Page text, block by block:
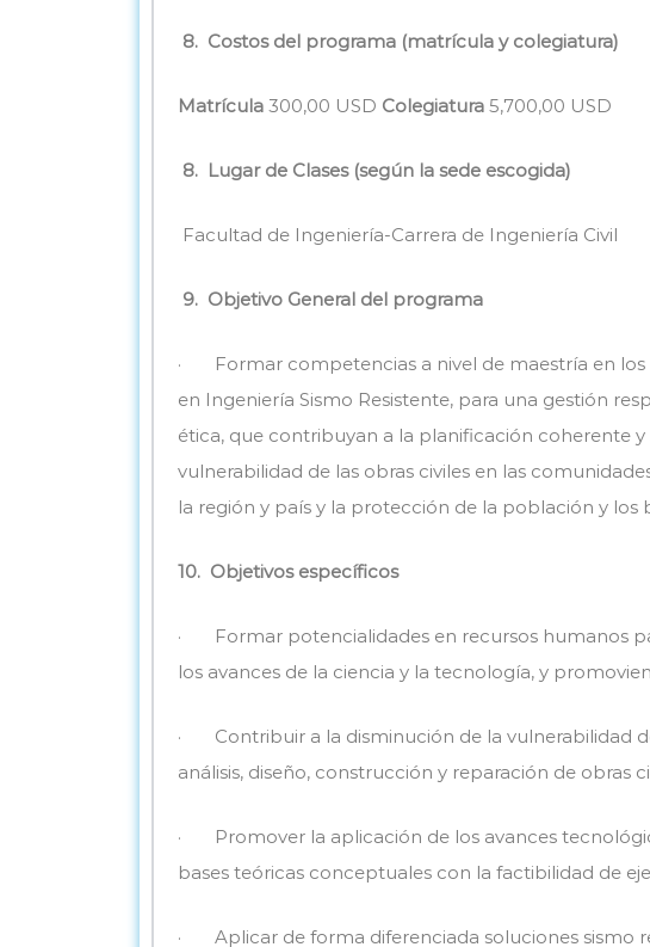
8. Costos del programa (matrícula y colegiatura)
Matrícula 300,00 USD Colegiatura 5,700,00 USD
8. Lugar de Clases (según la sede escogida)
Facultad de Ingeniería-Carrera de Ingeniería Civil
9. Objetivo General del programa
· Formar competencias a nivel de maestría en los
en Ingeniería Sismo Resistente, para una gestión
ética, que contribuyan a la planificación coherente
vulnerabilidad de las obras civiles en las
la región y país y la protección de la población y los
10. Objetivos específicos
· Formar potencialidades en recursos humanos
los avances de la ciencia y la tecnología, y
· Contribuir a la disminución de la vulnerabilidad
análisis, diseño, construcción y reparación de obras
· Promover la aplicación de los avances
bases teóricas conceptuales con la factibilidad de
· Aplicar de forma diferenciada soluciones sismo